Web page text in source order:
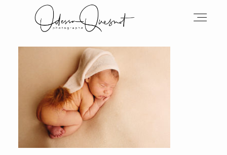
INFOS
MON TRAVAIL
VOS MOTS D'AMOUR